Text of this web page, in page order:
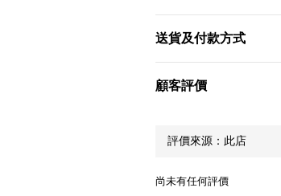
送貨及付款方式
顧客評價
尚未有任何評價